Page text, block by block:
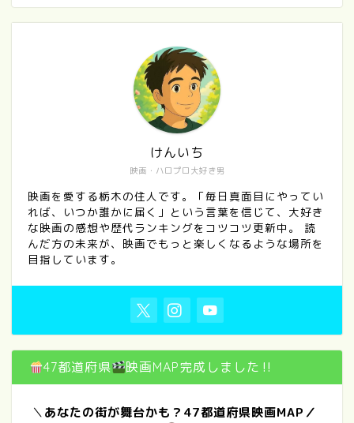
映画・ハロプロ大好き男
けんいち
映画を愛する栃木の住人です。「毎日真面目にやってい
れば、いつか誰かに届く」という言葉を信じて、大好き
な映画の感想や歴代ランキングをコツコツ更新中。 読
んだ方の未来が、映画でもっと楽しくなるような場所を
目指しています。
47都道府県 映画MAP完成しました‼
＼あなたの街が舞台かも？47都道府県映画MAP／